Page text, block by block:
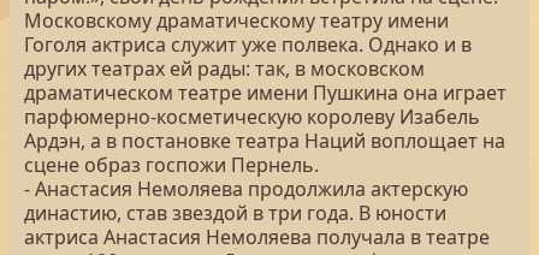
Московскому драматическому театру имени
Гоголя актриса служит уже полвека. Однако и в
других театрах ей рады: так, в московском
драматическом театре имени Пушкина она играет
парфюмерно-косметическую королеву Изабель
Ардэн, а в постановке театра Наций воплощает на
сцене образ госпожи Пернель.
- Анастасия Немоляева продолжила актерскую
династию, став звездой в три года. В юности
актриса Анастасия Немоляева получала в театре